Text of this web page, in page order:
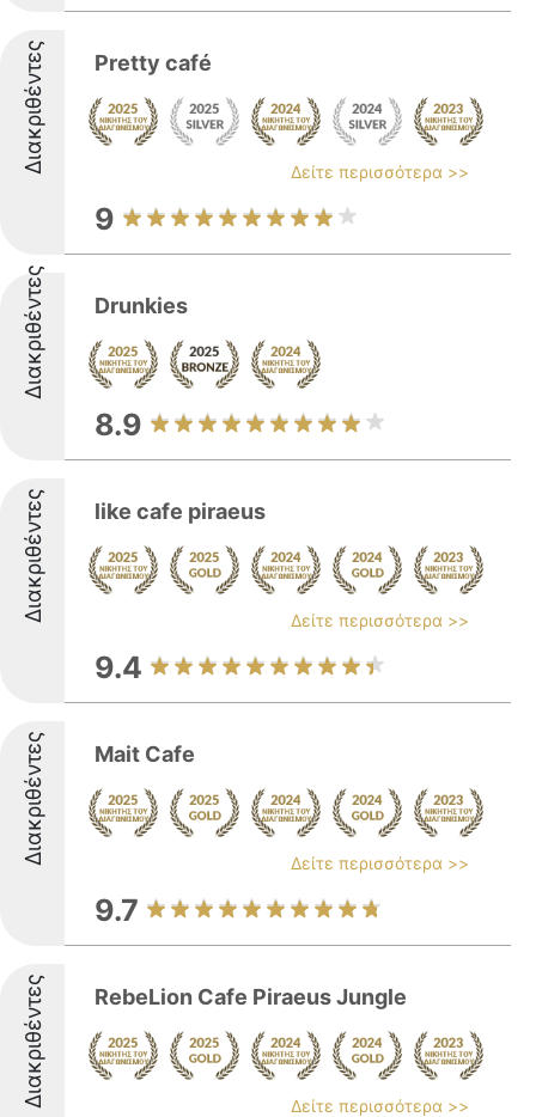
Διακριθέντες Pretty café
Δείτε περισσότερα >>
9
Διακριθέντες Drunkies
8.9
Διακριθέντες like cafe piraeus
Δείτε περισσότερα >>
9.4
Διακριθέντες Mait Cafe
Δείτε περισσότερα >>
9.7
Διακριθέντες RebeLion Cafe Piraeus Jungle
Δείτε περισσότερα >>